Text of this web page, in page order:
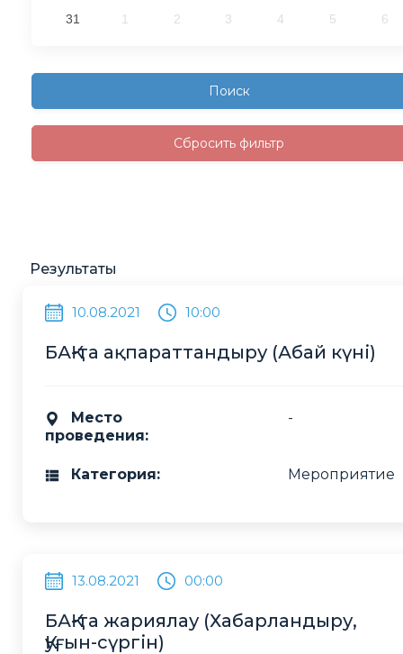
Результаты
10.08.2021 10:00
БАҚ-та ақпараттандыру (Абай күні)
Место
проведения:
-
Категория: Мероприятие
13.08.2021 00:00
БАҚ-та жариялау (Хабарландыру,
Қуғын-сүргін)
31
1 2 3 4 5 6
Поиск
Сбросить фильтр